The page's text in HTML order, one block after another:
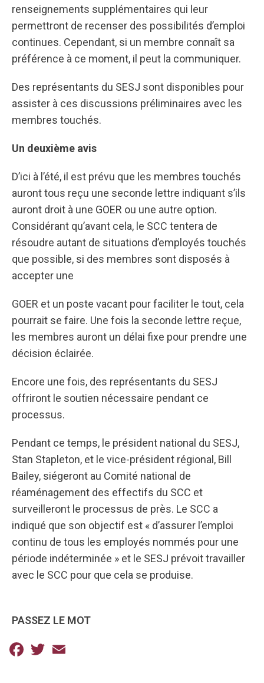
renseignements supplémentaires qui leur
permettront de recenser des possibilités d’emploi
continues. Cependant, si un membre connaît sa
préférence à ce moment, il peut la communiquer.
Des représentants du SESJ sont disponibles pour
assister à ces discussions préliminaires avec les
membres touchés.
Un deuxième avis
D’ici à l’été, il est prévu que les membres touchés
auront tous reçu une seconde lettre indiquant s’ils
auront droit à une GOER ou une autre option.
Considérant qu’avant cela, le SCC tentera de
résoudre autant de situations d’employés touchés
que possible, si des membres sont disposés à
accepter une
GOER et un poste vacant pour faciliter le tout, cela
pourrait se faire. Une fois la seconde lettre reçue,
les membres auront un délai fixe pour prendre une
décision éclairée.
Encore une fois, des représentants du SESJ
offriront le soutien nécessaire pendant ce
processus.
Pendant ce temps, le président national du SESJ,
Stan Stapleton, et le vice-président régional, Bill
Bailey, siégeront au Comité national de
réaménagement des effectifs du SCC et
surveilleront le processus de près. Le SCC a
indiqué que son objectif est « d’assurer l’emploi
continu de tous les employés nommés pour une
période indéterminée » et le SESJ prévoit travailler
avec le SCC pour que cela se produise.
PASSEZ LE MOT
Facebook
Twitter